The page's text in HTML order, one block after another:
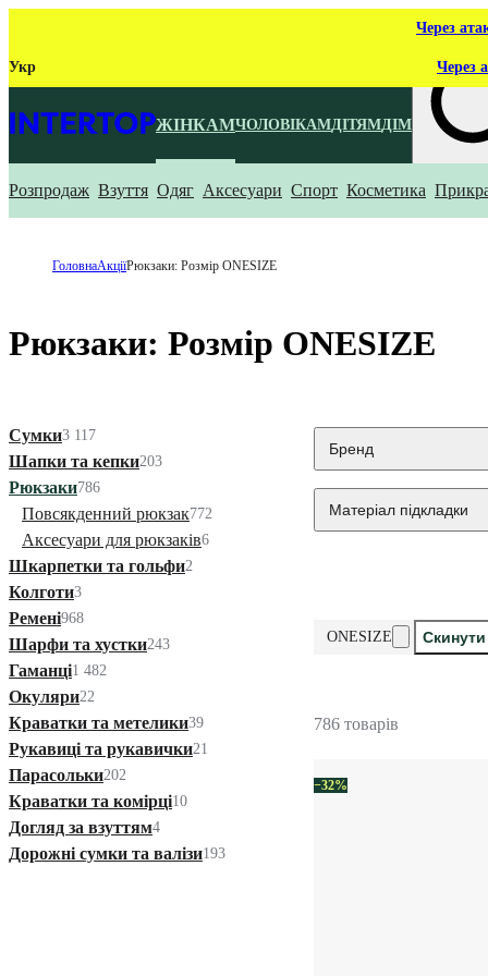
Через
Укр Через
ЖІНКАМЧОЛОВІКАМДІТЯМДІМ
Що ти
Розпродаж Взуття Одяг Аксесуари Спорт Косметика
ГоловнаАкціїРюкзаки: Розмір ONESIZE
Рюкзаки: Розмір ONESIZE
Сумки3 117
Шапки та кепки203
Рюкзаки786
Повсякденний рюкзак772
Аксесуари для рюкзаків6
Шкарпетки та гольфи2
Колготи3
Ремені968
Шарфи та хустки243
Гаманці1 482
Окуляри22
Краватки та метелики39
Рукавиці та рукавички21
Парасольки202
Краватки та комірці10
Догляд за взуттям4
Дорожні сумки та валізи193
Бренд
Матеріал підкладки
ONESIZE Скинути
786 товарів
−32%